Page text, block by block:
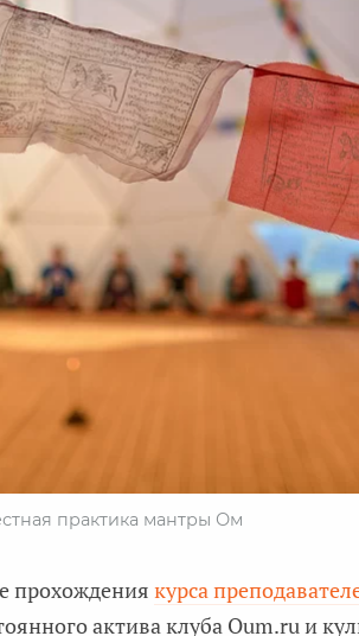
практика мантры Ом
прохождения курса
актива клуба Oum.ru и